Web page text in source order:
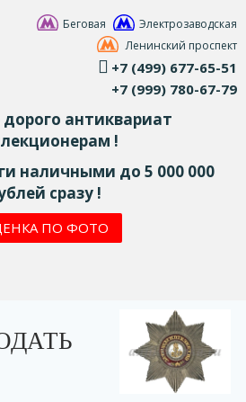
Беговая
Электрозаводская
Ленинский проспект
+7 (499) 677-65-51
+7 (999) 780-67-79
антиквариат
!
наличными до 5 000 000
сразу !
ПО ФОТО